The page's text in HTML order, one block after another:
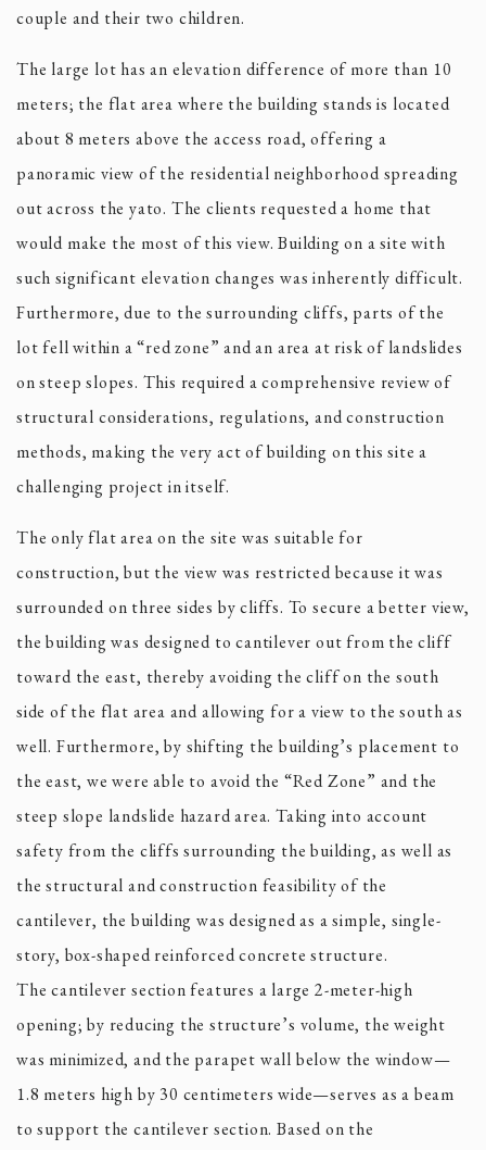
couple and their two children.
The large lot has an elevation difference of more than 10
meters; the flat area where the building stands is located
about 8 meters above the access road, offering a
panoramic view of the residential neighborhood spreading
out across the yato. The clients requested a home that
would make the most of this view. Building on a site with
such significant elevation changes was inherently difficult.
Furthermore, due to the surrounding cliffs, parts of the
lot fell within a “red zone” and an area at risk of landslides
on steep slopes. This required a comprehensive review of
structural considerations, regulations, and construction
methods, making the very act of building on this site a
challenging project in itself.
The only flat area on the site was suitable for
construction, but the view was restricted because it was
surrounded on three sides by cliffs. To secure a better view,
the building was designed to cantilever out from the cliff
toward the east, thereby avoiding the cliff on the south
side of the flat area and allowing for a view to the south as
well. Furthermore, by shifting the building’s placement to
the east, we were able to avoid the “Red Zone” and the
steep slope landslide hazard area. Taking into account
safety from the cliffs surrounding the building, as well as
the structural and construction feasibility of the
cantilever, the building was designed as a simple, single-
story, box-shaped reinforced concrete structure.
The cantilever section features a large 2-meter-high
opening; by reducing the structure’s volume, the weight
was minimized, and the parapet wall below the window—
1.8 meters high by 30 centimeters wide—serves as a beam
to support the cantilever section. Based on the